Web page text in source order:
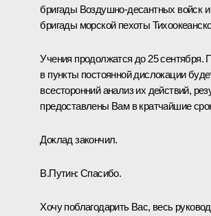
бригады Воздушно-десантных войск
бригады морской пехоты
Учения продолжатся до 25 сентября.
в пункты постоянной дислокации
всесторонний анализ их действий,
предоставлены Вам в кратчайшие
Доклад закончил.
В.Путин: Спасибо.
Хочу поблагодарить Вас, весь